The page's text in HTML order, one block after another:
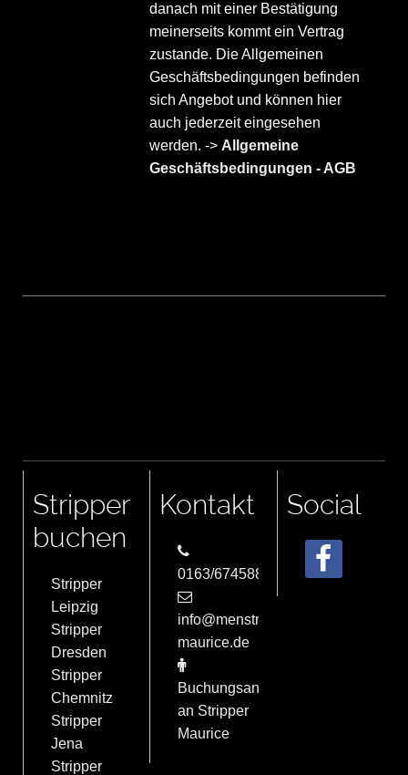
danach mit einer Bestätigung
meinerseits kommt ein Vertrag
zustande. Die Allgemeinen
Geschäftsbedingungen befinden
sich Angebot und können hier
auch jederzeit eingesehen
werden. ->Allgemeine
Geschäftsbedingungen - AGB
Stripper
buchen
Stripper
Leipzig
Stripper
Dresden
Stripper
Chemnitz
Stripper
Jena
Stripper
Kontakt
0163/6745884
info@menstrip-
maurice.de
Buchungsanfrage
an Stripper
Maurice
Social